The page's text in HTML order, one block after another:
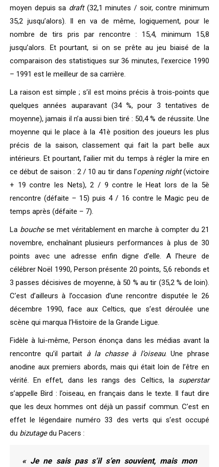
moyen depuis sa draft(32,1 minutes / soir, contre minimum
35,2 jusqu’alors). Il en va de même, logiquement, pour le
nombre de tirs pris par rencontre : 15,4, minimum 15,8
jusqu’alors. Et pourtant, si on se prête au jeu biaisé de la
comparaison des statistiques sur 36 minutes, l’exercice 1990
– 1991 est le meilleur de sa carrière.
La raison est simple ; s’il est moins précis à trois-points que
quelques années auparavant (34 %, pour 3 tentatives de
moyenne), jamais il n’a aussi bien tiré : 50,4 % de réussite. Une
moyenne qui le place à la 41è position des joueurs les plus
précis de la saison, classement qui fait la part belle aux
intérieurs. Et pourtant, l’ailier mit du temps à régler la mire en
ce début de saison : 2 / 10 au tir dans l’opening night(victoire
+ 19 contre les Nets), 2 / 9 contre le Heat lors de la 5è
rencontre (défaite – 15) puis 4 / 16 contre le Magic peu de
temps après (défaite – 7).
La bouchese met véritablement en marche à compter du 21
novembre, enchaînant plusieurs performances à plus de 30
points avec une adresse enfin digne d’elle. A l’heure de
célébrer Noël 1990, Person présente 20 points, 5,6 rebonds et
3 passes décisives de moyenne, à 50 % au tir (35,2 % de loin).
C’est d’ailleurs à l’occasion d’une rencontre disputée le 26
décembre 1990, face aux Celtics, que s’est déroulée une
scène qui marqua l’Histoire de la Grande Ligue.
Fidèle à lui-même, Person énonça dans les médias avant la
rencontre qu’il partait à la chasse à l’oiseau. Une phrase
anodine aux premiers abords, mais qui était loin de l’être en
vérité. En effet, dans les rangs des Celtics, la superstar
s’appelle Bird : l’oiseau, en français dans le texte. Il faut dire
que les deux hommes ont déjà un passif commun. C’est en
effet le légendaire numéro 33 des verts qui s’est occupé
du bizutagedu Pacers :
« Je ne sais pas s’il s’en souvient, mais mon